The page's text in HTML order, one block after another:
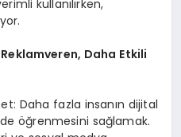
kullanılırken,
Daha Etkili
Daha fazla insanın dijital
öğrenmesini sağlamak.